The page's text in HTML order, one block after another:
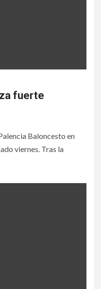
fuerte
Baloncesto en
viernes. Tras la